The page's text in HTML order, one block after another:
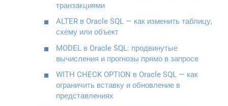
транзакциями
ALTER в Oracle SQL — как изменить таблицу,
схему или объект
MODEL в Oracle SQL: продвинутые
вычисления и прогнозы прямо в запросе
WITH CHECK OPTION в Oracle SQL — как
ограничить вставку и обновление в
представлениях